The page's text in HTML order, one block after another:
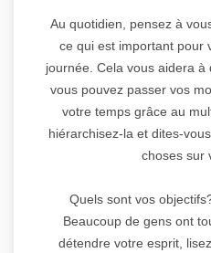
Au quotidien, pensez à
ce qui est important pour
journée. Cela vous aidera
vous pouvez passer vos
votre temps grâce au
hiérarchisez-la et dites-
choses sur
Quels sont vos
Beaucoup de gens ont
détendre votre esprit,